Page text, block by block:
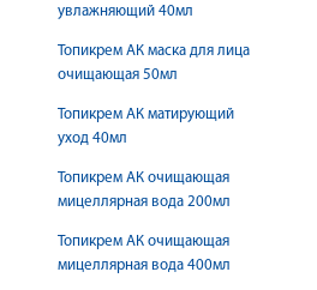
увлажняющий 40мл
Топикрем АК маска для лица
очищающая 50мл
Топикрем АК матирующий
уход 40мл
Топикрем АК очищающая
мицеллярная вода 200мл
Топикрем АК очищающая
мицеллярная вода 400мл